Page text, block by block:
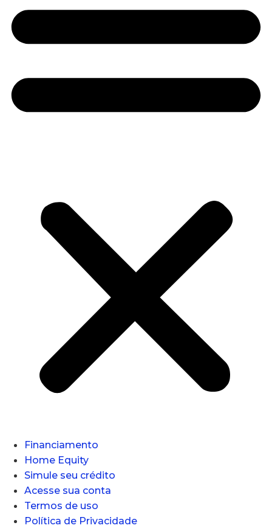
Financiamento
Home Equity
Simule seu crédito
Acesse sua conta
Termos de uso
Política de Privacidade